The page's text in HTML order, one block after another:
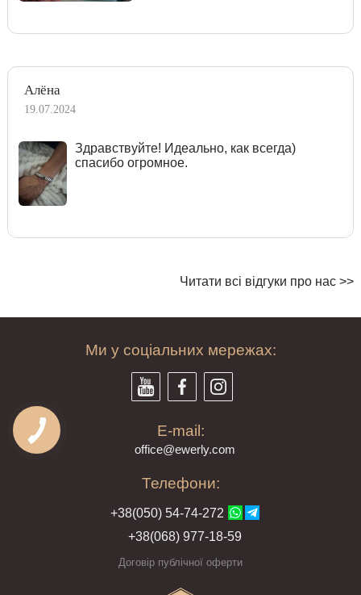
Алёна
19.07.2024
Здравствуйте! Идеально, как всегда)
спасибо огромное.
Читати всі відгуки про нас >>
Ми у соціальних мережах:
E-mail:
office@ewerly.com
Телефони:
+38(050) 54-74-272
+38(068) 977-18-59
Договір публічної оферти